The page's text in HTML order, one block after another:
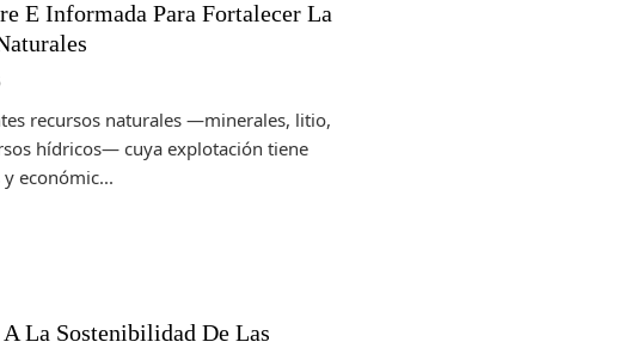
E Informada Para Fortalecer La
recursos naturales —minerales, litio,
hídricos— cuya explotación tiene
económic...
La Sostenibilidad De Las